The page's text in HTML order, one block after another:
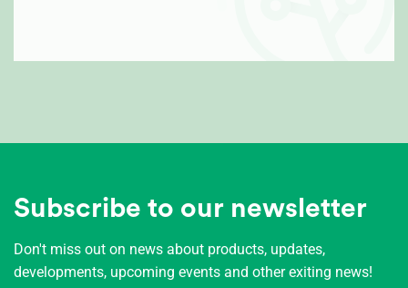
Subscribe to our newsletter
Don't miss out on news about products, updates,
developments, upcoming events and other exiting news!